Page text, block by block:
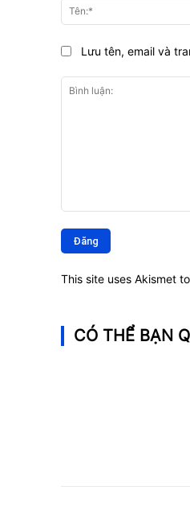
luận:
Lưu tên, email và
This site uses Akismet
CÓ THỂ BẠN